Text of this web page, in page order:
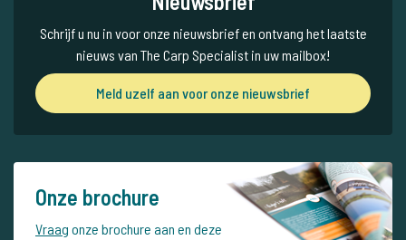
Schrijf u nu in voor onze nieuwsbrief en ontvang het laatste
nieuws van The Carp Specialist in uw mailbox!
Meld uzelf aan voor onze nieuwsbrief
Onze brochure
Vraag onze brochure aan en deze